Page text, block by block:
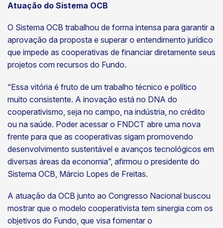
Atuação do Sistema OCB
O Sistema OCB trabalhou de forma intensa para garantir a
aprovação da proposta e superar o entendimento jurídico
que impede as cooperativas de financiar diretamente seus
projetos com recursos do Fundo.
“Essa vitória é fruto de um trabalho técnico e político
muito consistente. A inovação está no DNA do
cooperativismo, seja no campo, na indústria, no crédito
ou na saúde. Poder acessar o FNDCT abre uma nova
frente para que as cooperativas sigam promovendo
desenvolvimento sustentável e avanços tecnológicos em
diversas áreas da economia”, afirmou o presidente do
Sistema OCB, Márcio Lopes de Freitas.
A atuação da OCB junto ao Congresso Nacional buscou
mostrar que o modelo cooperativista tem sinergia com os
objetivos do Fundo, que visa fomentar o